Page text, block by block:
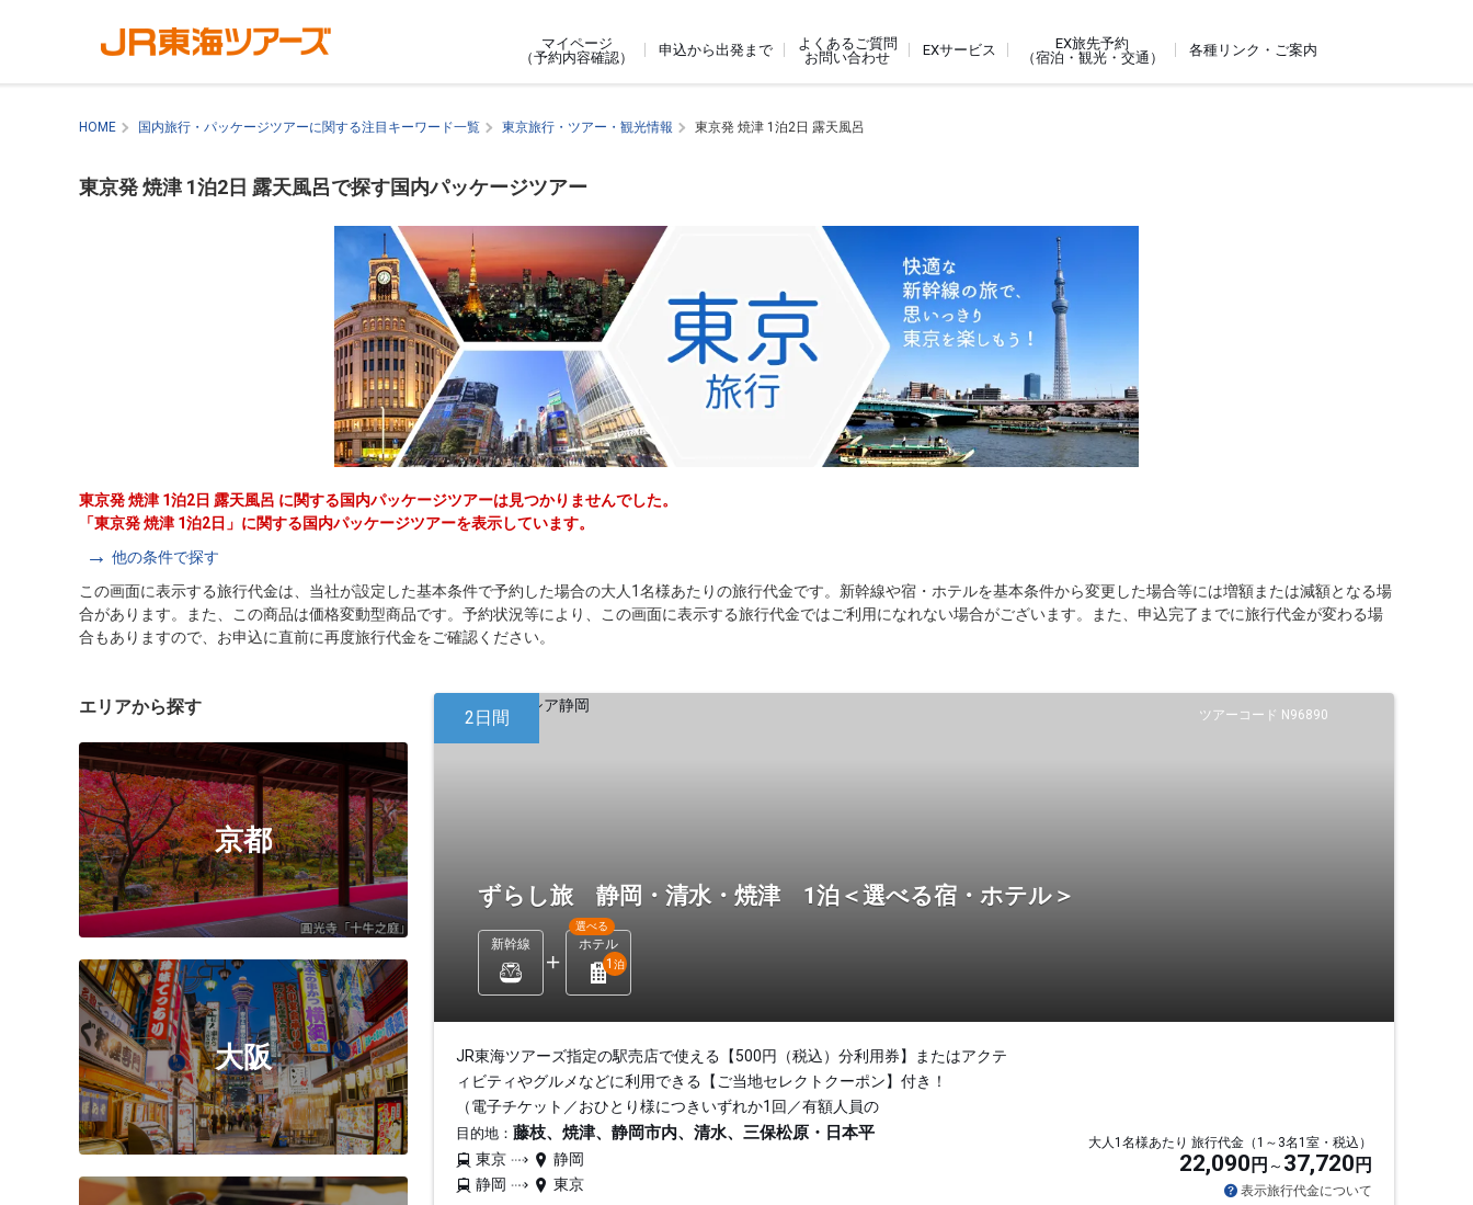
マイページ
（予約内容確認）
申込から出発まで
よくあるご質問
お問い合わせ
EXサービス
EX旅先予約
（宿泊・観光・交通）
各種リンク・ご案内
HOME 国内旅行・パッケージツアーに関する注目キーワード一覧 東京旅行・ツアー・観光情報 東京発 焼津 1泊2日 露天風呂
東京発 焼津 1泊2日 露天風呂で探す国内パッケージツアー
東京発 焼津 1泊2日 露天風呂 に関する国内パッケージツアーは見つかりませんでした。
「東京発 焼津 1泊2日」に関する国内パッケージツアーを表示しています。
他の条件で探す
この画面に表示する旅行代金は、当社が設定した基本条件で予約した場合の大人1名様あたりの旅行代金です。新幹線や宿・ホテルを基本条件から変更した場合等には増額または減額となる場
合があります。また、この商品は価格変動型商品です。予約状況等により、この画面に表示する旅行代金ではご利用になれない場合がございます。また、申込完了までに旅行代金が変わる場
合もありますので、お申込に直前に再度旅行代金をご確認ください。
エリアから探す
京都
大阪
ツアーコード N96890
2日間
ずらし旅 静岡・清水・焼津 1泊＜選べる宿・ホテル＞
新幹線 ホテル
選べる
1 泊
JR東海ツアーズ指定の駅売店で使える【500円（税込）分利用券】またはアクテ
ィビティやグルメなどに利用できる【ご当地セレクトクーポン】付き！
（電子チケット／おひとり様につきいずれか1回／有額人員の
目的地： 藤枝、焼津、静岡市内、清水、三保松原・日本平
東京
静岡
静岡
東京
大人1名様あたり 旅行代金（1～3名1室・税込）
22,090 円 37,720 円
表示旅行代金について